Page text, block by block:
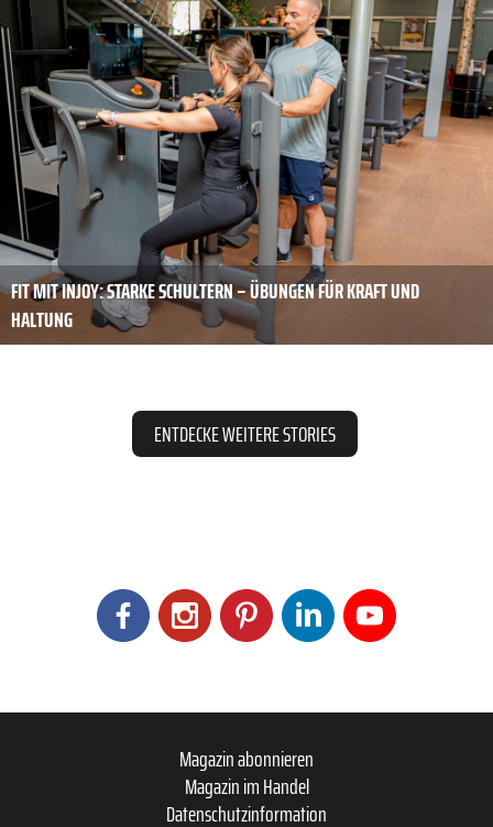
FIT MIT INJOY: STARKE SCHULTERN – ÜBUNGEN FÜR KRAFT UND
HALTUNG
ENTDECKE WEITERE STORIES
Magazin abonnieren
Magazin im Handel
Datenschutzinformation